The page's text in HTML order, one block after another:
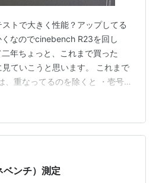
トで大きく性能？アップしてる
なのでcinebench R23を回し
年ちょっと、これまで買った
ていこうと思います。 これまで
、重なってるのを除くと ・壱号機
・参号機 RYZEN 7 5800X ・
・五号機 core i9
となってまして、これの他に
ンチ）測定